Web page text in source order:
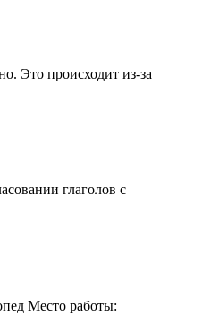
Это происходит из-за
глаголов с
Место работы: